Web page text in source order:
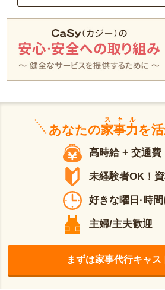
あなたの家事力
スキル
を
高時給 + 交通費
未経験者OK！
好きな曜日·時
主婦/主夫歓迎
まずは家事代行キャス